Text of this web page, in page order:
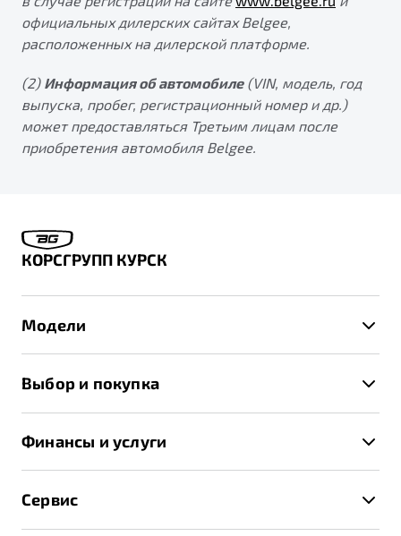
официальных дилерских сайтах Belgee,
расположенных на дилерской платформе.
(2) Информация об автомобиле(VIN, модель, год
выпуска, пробег, регистрационный номер и др.)
может предоставляться Третьим лицам после
приобретения автомобиля Belgee.
КОРСГРУПП КУРСК
Модели
X70
Выбор и покупка
Спецпредложения и Акции
Записаться на тест-драйв
Получить предложение
Финансы и услуги
Трейд-ин
Сервис